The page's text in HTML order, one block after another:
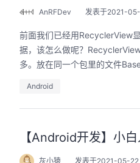
AnRFDev 发表于2021-
前面我们已经用RecyclerView
据，该怎么做呢？
多。放在同一个包里的文件
Android
【Android开发】小
灰小猿 发表于2021-05-